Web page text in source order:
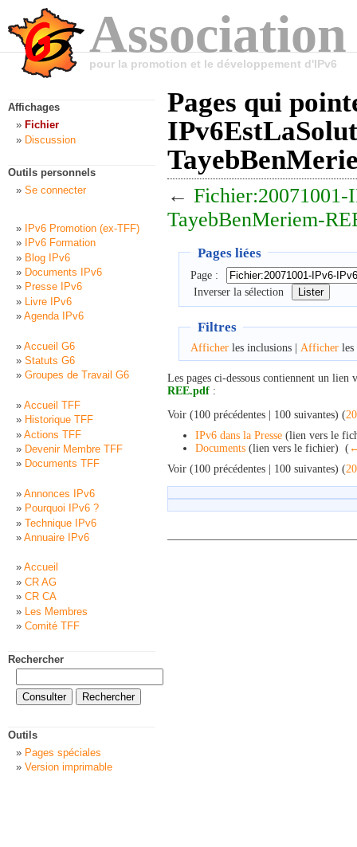
pour la promotion et le développement d'IPv6
Pages qui
←
TayebBenMeriem-
Pages liées
Page :
Inverser la sélection
Filtres
Afficherles inclusions | Afficherles
Les pages ci-dessous contiennent un lien
REE.pdf :
Voir (100 précédentes | 100 suivantes) (20
IPv6 dans la Presse (lien vers le
Documents (lien vers le fichier) ‎ (
Voir (100 précédentes | 100 suivantes) (20
Affichages
Fichier
Discussion
Outils personnels
Se connecter
IPv6 Promotion (ex-TFF)
IPv6 Formation
Blog IPv6
Documents IPv6
Presse IPv6
Livre IPv6
Agenda IPv6
Accueil G6
Statuts G6
Groupes de Travail G6
Accueil TFF
Historique TFF
Actions TFF
Devenir Membre TFF
Documents TFF
Annonces IPv6
Pourquoi IPv6 ?
Technique IPv6
Annuaire IPv6
Accueil
CR AG
CR CA
Les Membres
Comité TFF
Rechercher
Outils
Pages spéciales
Version imprimable